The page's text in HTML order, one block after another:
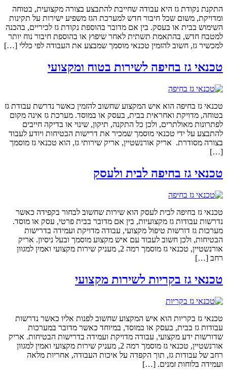
התקנת נקודת גז היא עבודה שחייבת להתבצע בצורה מקצועית, בטוחה
ומדויקת, משום שכל חיבור חדש למערכת הגז משפיע ישירות על תקינות
השימוש בבית או בעסק. בין אם מדובר בהוספת נקודת גז לכיריים, בהכנה
למטבח חדש, בהתאמת תשתית לאחר שיפוץ או בהוספת חיבור נוח יותר
למכשיר גז, חשוב להזמין טכנאי מוסמך שמבצע את העבודה לפי כללי […]
טכנאי גז בחיפה לשירות בטוח ומקצועי
טכנאי גז בחיפה הוא איש המקצוע שחשוב להזמין כאשר נדרשת עבודת גז
בטוחה, מדויקת ואחראית בבית, בעסק או במוסד. מערכת גז אינה מקום
לפתרונות מאולתרים, ולכן כל התקנה, תיקון, שינוי או בדיקה חייבים
להתבצע על ידי טכנאי מוסמך שמכיר את דרישות הבטיחות ויודע לעבוד
בצורה מסודרת. אריק אורנשטיין, אריק שירותי גז, הוא טכנאי גז מוסמך
[…]
טכנאי גז בחיפה לבית ולעסק
טכנאי גז בחיפה לבית לעסק הוא שירות שחשוב לבחור בקפידה כאשר
נדרשות עבודות גז מקצועיות, בין אם מדובר בבית פרטי, עסק או מוסד.
מערכות גז דורשות טיפול מקצועי, עבודה מדויקת ועמידה בדרישות
הבטיחות, ולכן חשוב לעבוד עם איש מקצוע מוסמך ובעל ניסיון. אריק
אורנשטיין, טכנאי גז מוסמך רמה 2, מעניק שירות מקצועי ואמין למגוון
רחב […]
טכנאי גז בקריות לשירות מקצועי
טכנאי גז בקריות הוא איש המקצוע שחשוב לפנות אליו כאשר נדרשות
עבודות גז בבית, בעסק או במוסד, במיוחד כאשר מדובר במערכות
שדורשות ידע מקצועי, עבודה מדויקת ועמידה בדרישות הבטיחות. אריק
אורנשטיין, טכנאי גז מוסמך רמה 2, מעניק שירות מקצועי ואמין למגוון
רחב של עבודות גז, תוך הקפדה על איכות העבודה, אחריות מלאה
ועמידה בלוחות זמנים. […]